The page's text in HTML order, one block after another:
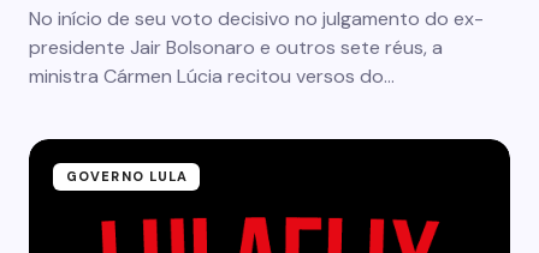
No início de seu voto decisivo no julgamento do ex-
presidente Jair Bolsonaro e outros sete réus, a
ministra Cármen Lúcia recitou versos do…
GOVERNO LULA